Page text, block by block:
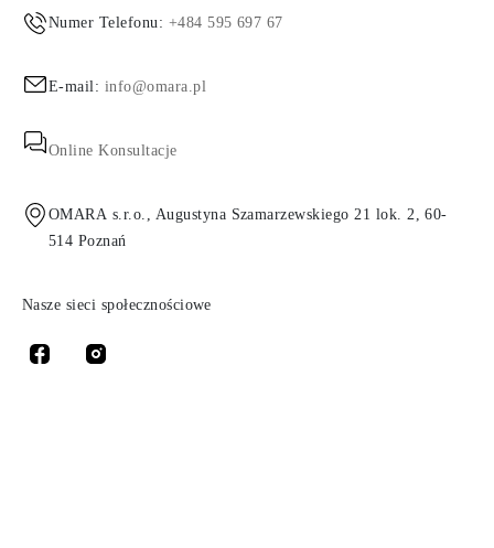
Numer Telefonu: +484 595 697 67
E-mail: info@omara.pl
Online Konsultacje
OMARA s.r.o., Augustyna Szamarzewskiego 21 lok. 2, 60-
514 Poznań
Nasze sieci społecznościowe